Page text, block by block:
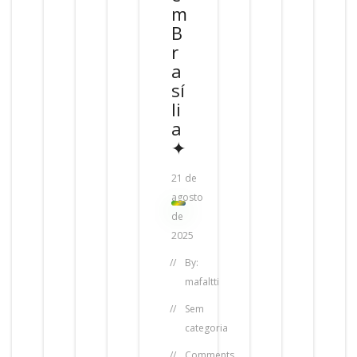
m
B
r
a
sí
li
a
✦
21 de
agosto
de
2025
By:
mafaltti
Sem
categoria